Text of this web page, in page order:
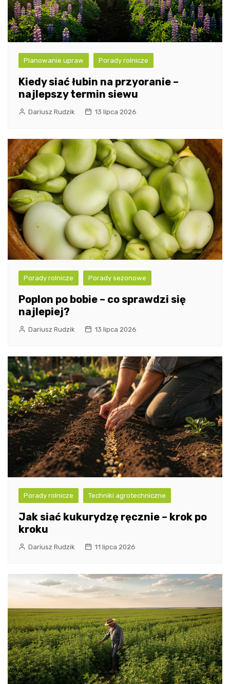
Planowanie upraw Porady rolnicze
Kiedy siać łubin na przyoranie –
najlepszy termin siewu
Dariusz Rudzik 13 lipca 2026
Porady rolnicze Porady sezonowe
Poplon po bobie – co sprawdzi się
najlepiej?
Dariusz Rudzik 13 lipca 2026
Porady rolnicze Techniki agrotechniczne
Jak siać kukurydzę ręcznie – krok po
kroku
Dariusz Rudzik 11 lipca 2026